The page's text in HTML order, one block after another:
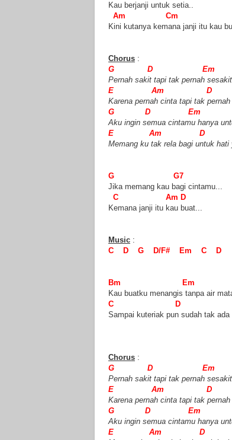
Kau berjanji untuk setia..
Am Cm
Kini kutanya kemana janji itu kau
Chorus :
G D Em
Pernah sakit tapi tak pernah
E Am D
Karena pernah cinta tapi tak
G D Em
Aku ingin semua cintamu hanya
E Am D
Memang ku tak rela bagi untuk hati
G G7
Jika memang kau bagi cintamu...
C Am D
Kemana janji itu kau buat...
Music :
C D G D/F# Em C D
Bm Em
Kau buatku menangis tanpa air
C D
Sampai kuteriak pun sudah tak ada
Chorus :
G D Em
Pernah sakit tapi tak pernah
E Am D
Karena pernah cinta tapi tak
G D Em
Aku ingin semua cintamu hanya
E Am D